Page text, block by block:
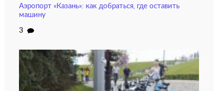
Аэропорт «Казань»: как добраться, где оставить
машину
3